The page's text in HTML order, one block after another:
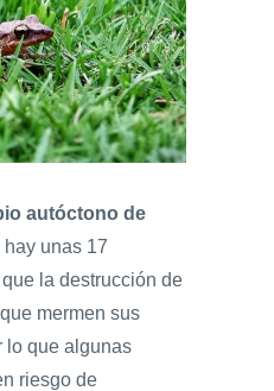
autóctono de
unas 17
la destrucción de
mermen sus
lo que algunas
riesgo de